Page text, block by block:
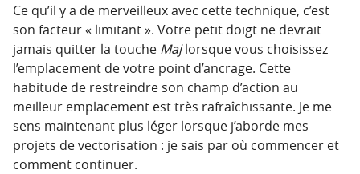
Ce qu’il y a de merveilleux avec cette technique, c’est
son facteur « limitant ». Votre petit doigt ne devrait
jamais quitter la touche Majlorsque vous choisissez
l’emplacement de votre point d’ancrage. Cette
habitude de restreindre son champ d’action au
meilleur emplacement est très rafraîchissante. Je me
sens maintenant plus léger lorsque j’aborde mes
projets de vectorisation : je sais par où commencer et
comment continuer.